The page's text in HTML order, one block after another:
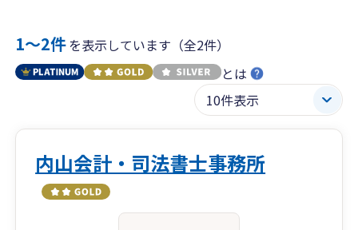
1〜2件を表示しています（全2件）
とは
内山会計・司法書士事務所